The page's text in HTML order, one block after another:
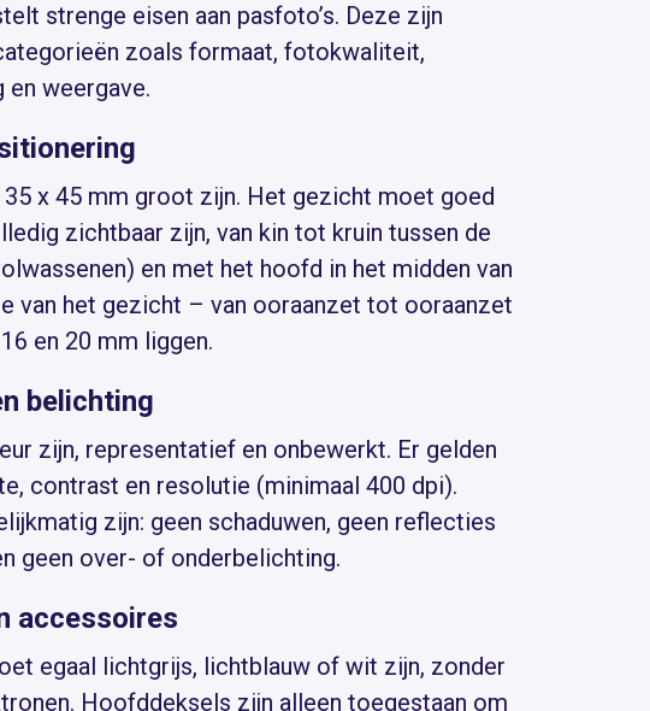
strenge eisen aan pasfoto’s. Deze zijn
zoals formaat, fotokwaliteit,
en weergave.
x 45 mm groot zijn. Het gezicht moet goed
zichtbaar zijn, van kin tot kruin tussen de
en met het hoofd in het midden van
van het gezicht – van ooraanzet tot ooraanzet
en 20 mm liggen.
belichting
zijn, representatief en onbewerkt. Er gelden
contrast en resolutie (minimaal 400 dpi).
zijn: geen schaduwen, geen reflecties
geen over- of onderbelichting.
accessoires
egaal lichtgrijs, lichtblauw of wit zijn, zonder
Hoofddeksels zijn alleen toegestaan om